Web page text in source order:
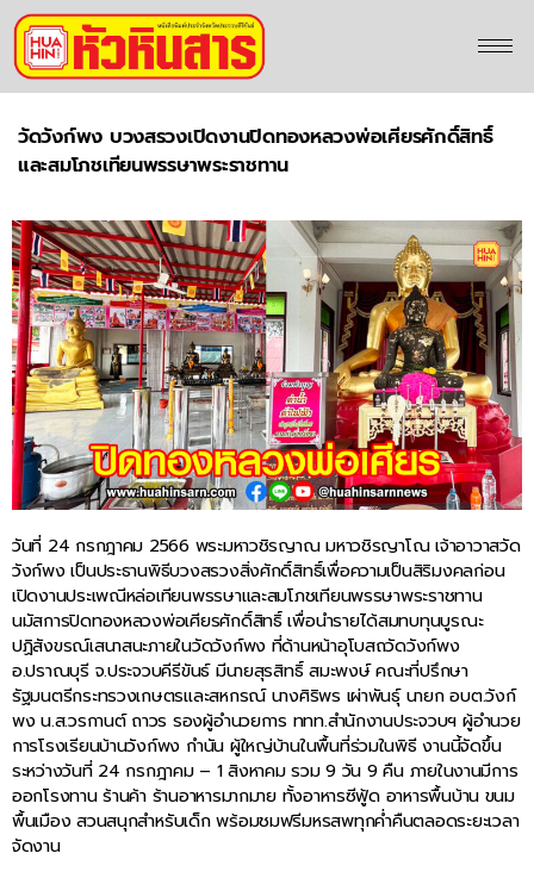
วัดวังก์พง บวงสรวงเปิดงานปิดทองหลวงพ่อเศียรศักดิ์สิทธิ์
และสมโภชเทียนพรรษาพระราชทาน
วันที่ 24 กรกฎาคม 2566 พระมหาวชิรญาณ มหาวชิรญาโณ เจ้าอาวาสวัด
วังก์พง เป็นประธานพิธีบวงสรวงสิ่งศักดิ์สิทธิ์เพื่อความเป็นสิริมงคลก่อน
เปิดงานประเพณีหล่อเทียนพรรษาและสมโภชเทียนพรรษาพระราชทาน
นมัสการปิดทองหลวงพ่อเศียรศักดิ์สิทธิ์ เพื่อนำรายได้สมทบทุนบูรณะ
ปฏิสังขรณ์เสนาสนะภายในวัดวังก์พง ที่ด้านหน้าอุโบสถวัดวังก์พง
อ.ปราณบุรี จ.ประจวบคีรีขันธ์ มีนายสุรสิทธิ์ สมะพงษ์ คณะที่ปรึกษา
รัฐมนตรีกระทรวงเกษตรและสหกรณ์ นางศิริพร เผ่าพันธุ์ นายก อบต.วังก์
พง น.ส.วรกานต์ ถาวร รองผู้อำนวยการ ททท.สำนักงานประจวบฯ ผู้อำนวย
การโรงเรียนบ้านวังก์พง กำนัน ผู้ใหญ่บ้านในพื้นที่ร่วมในพิธี งานนี้จัดขึ้น
ระหว่างวันที่ 24 กรกฎาคม – 1 สิงหาคม รวม 9 วัน 9 คืน ภายในงานมีการ
ออกโรงทาน ร้านค้า ร้านอาหารมากมาย ทั้งอาหารซีฟู้ด อาหารพื้นบ้าน ขนม
พื้นเมือง สวนสนุกสำหรับเด็ก พร้อมชมฟรีมหรสพทุกค่ำคืนตลอดระยะเวลา
จัดงาน